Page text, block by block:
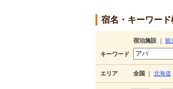
宿名・キーワー
宿泊施設 観
キーワード
エリア 全国 北海道